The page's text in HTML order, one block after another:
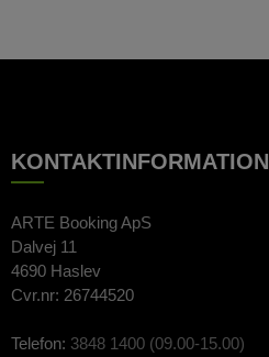
KONTAKTINFORMATION
ARTE Booking ApS
Dalvej 11
4690 Haslev
Cvr.nr: 26744520
Telefon: 3848 1400 (09.00-15.00)